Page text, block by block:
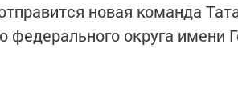
новая команда
федерального округа имени